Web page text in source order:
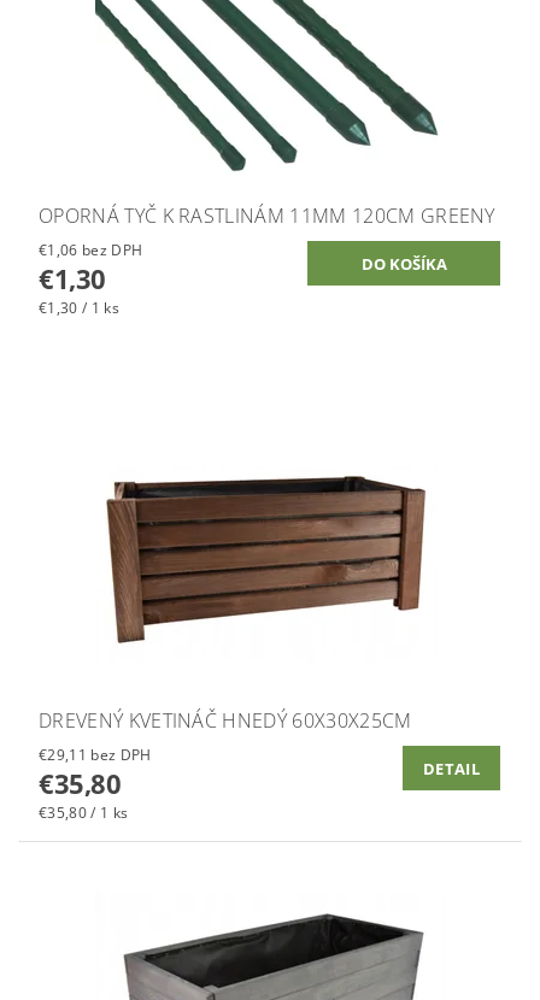
OPORNÁ TYČ K RASTLINÁM 11MM 120CM GREENY
€1,06 bez DPH
€1,30
€1,30 / 1 ks
DREVENÝ KVETINÁČ HNEDÝ 60X30X25CM
€29,11 bez DPH
€35,80
€35,80 / 1 ks
DETAIL